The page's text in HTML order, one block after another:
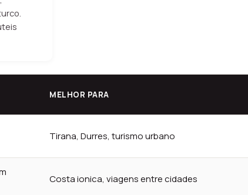
MELHOR PARA
Tirana, Durres, turismo urbano
Costa ionica, viagens entre cidades